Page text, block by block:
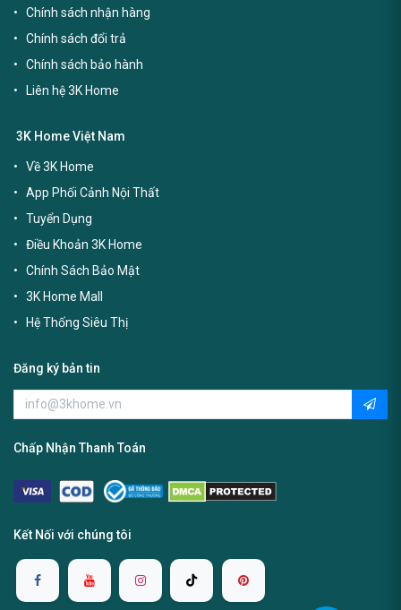
Chính sách nhận hàng
Chính sách đổi trả
Chính sách bảo hành
Liên hệ 3K Home
3K Home Việt Nam
Về 3K Home
App Phối Cảnh Nội Thất
Tuyển Dụng
Điều Khoản 3K Home
Chính Sách Bảo Mật
3K Home Mall
Hệ Thống Siêu Thị
Đăng ký bản tin
Chấp Nhận Thanh Toán
Kết Nối với chúng tôi